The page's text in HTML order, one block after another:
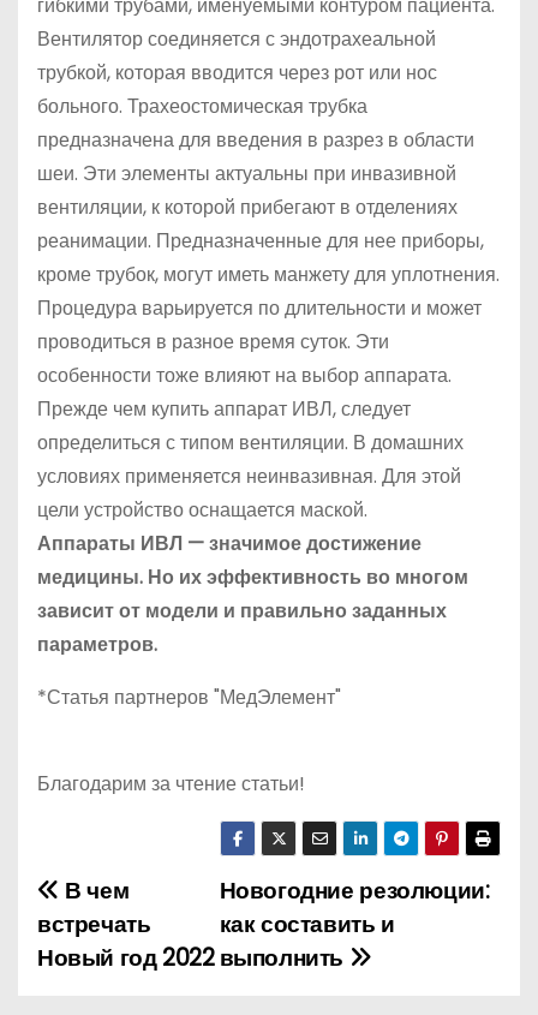
Вентилятор соединяется с эндотрахеальной
трубкой, которая вводится через рот или нос
больного. Трахеостомическая трубка
предназначена для введения в разрез в области
шеи. Эти элементы актуальны при инвазивной
вентиляции, к которой прибегают в отделениях
реанимации. Предназначенные для нее приборы,
кроме трубок, могут иметь манжету для уплотнения.
Процедура варьируется по длительности и может
проводиться в разное время суток. Эти
особенности тоже влияют на выбор аппарата.
Прежде чем купить аппарат ИВЛ, следует
определиться с типом вентиляции. В домашних
условиях применяется неинвазивная. Для этой
цели устройство оснащается маской.
Аппараты ИВЛ — значимое достижение
медицины. Но их эффективность во многом
зависит от модели и правильно заданных
параметров.
*Статья партнеров "МедЭлемент"
Благодарим за чтение статьи!
Н
а
Новогодние резолюции:
как составить и
выполнить
В чем
встречать
Новый год 2022